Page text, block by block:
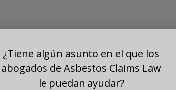
¿Tiene algún asunto en el que los
abogados de Asbestos Claims Law
le puedan ayudar?